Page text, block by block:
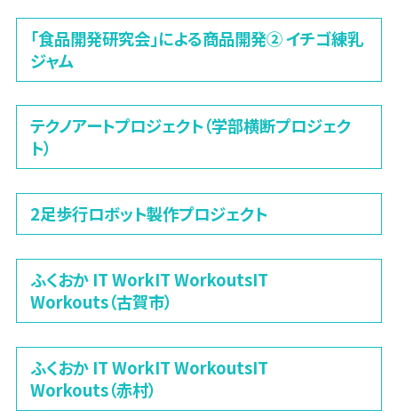
「食品開発研究会」による商品開発② イチゴ練乳
ジャム
テクノアートプロジェクト（学部横断プロジェク
ト）
2足歩行ロボット製作プロジェクト
ふくおか IT WorkIT WorkoutsIT
Workouts（古賀市）
ふくおか IT WorkIT WorkoutsIT
Workouts（赤村）